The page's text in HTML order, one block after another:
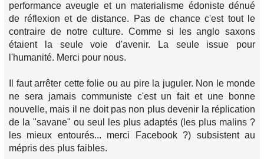
performance aveugle et un materialisme édoniste dénué
de réflexion et de distance. Pas de chance c'est tout le
contraire de notre culture. Comme si les anglo saxons
étaient la seule voie d'avenir. La seule issue pour
l'humanité. Merci pour nous.
Il faut arrêter cette folie ou au pire la juguler. Non le monde
ne sera jamais communiste c'est un fait et une bonne
nouvelle, mais il ne doit pas non plus devenir la réplication
de la "savane" ou seul les plus adaptés (les plus malins ?
les mieux entourés... merci Facebook ?) subsistent au
mépris des plus faibles.